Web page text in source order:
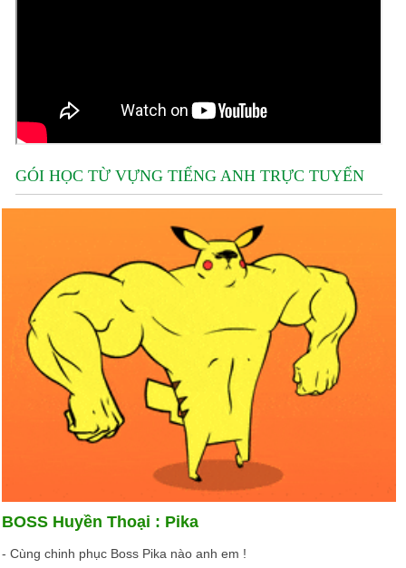
GÓI HỌC TỪ VỰNG TIẾNG ANH TRỰC TUYẾN
BOSS Huyền Thoại : Pika
- Cùng chinh phục Boss Pika nào anh em !